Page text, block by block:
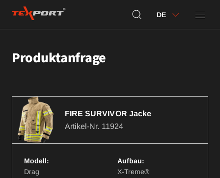
DE
Produktanfrage
FIRE SURVIVOR Jacke
Artikel-Nr. 11924
Modell:
Drag
Aufbau:
X-Treme®